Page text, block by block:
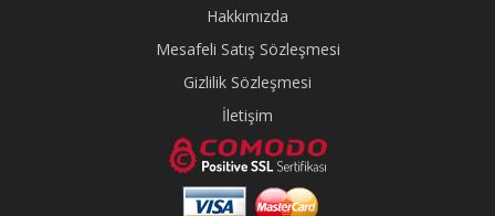
Hakkımızda
Mesafeli Satış Sözleşmesi
Gizlilik Sözleşmesi
İletişim